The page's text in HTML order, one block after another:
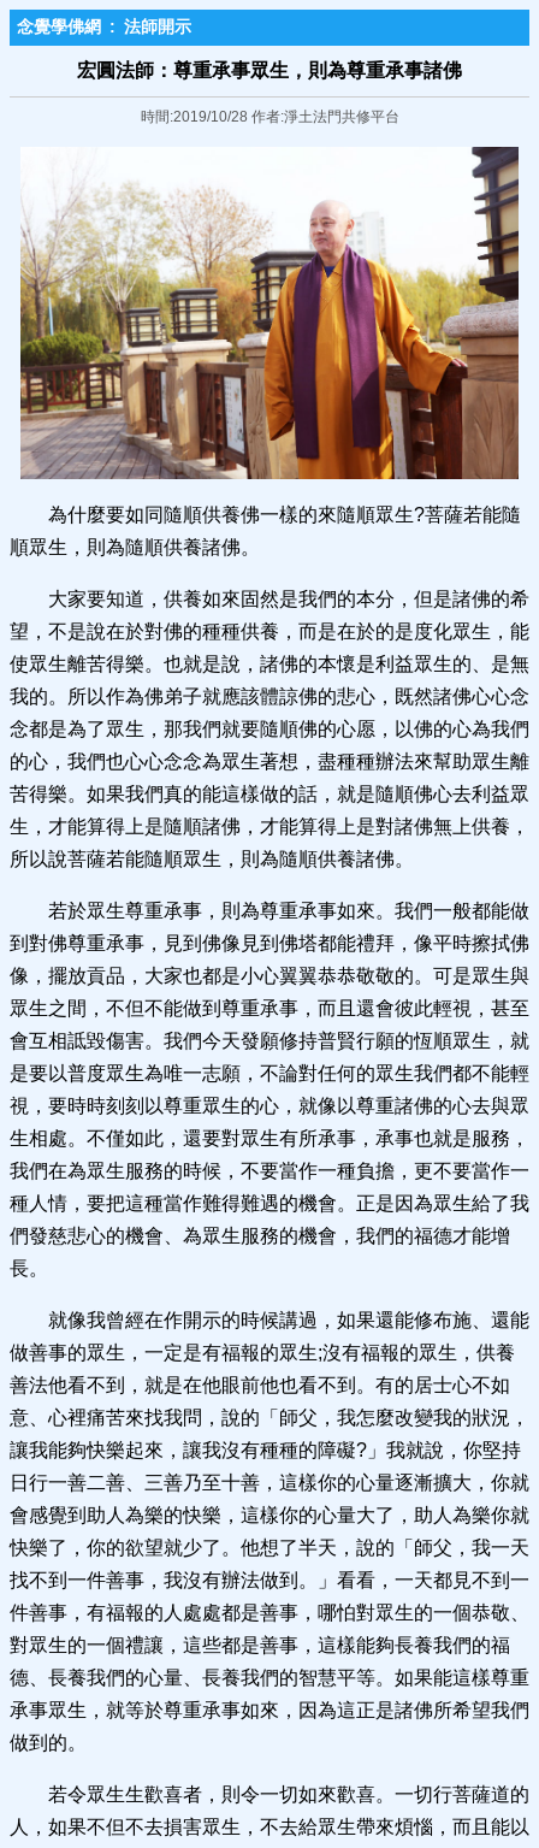
念覺學佛網 : 法師開示
宏圓法師：尊重承事眾生，則為尊重承事諸佛
時間:2019/10/28 作者:淨土法門共修平台
為什麼要如同隨順供養佛一樣的來隨順眾生?菩薩若能隨
順眾生，則為隨順供養諸佛。
大家要知道，供養如來固然是我們的本分，但是諸佛的希
望，不是說在於對佛的種種供養，而是在於的是度化眾生，能
使眾生離苦得樂。也就是說，諸佛的本懷是利益眾生的、是無
我的。所以作為佛弟子就應該體諒佛的悲心，既然諸佛心心念
念都是為了眾生，那我們就要隨順佛的心愿，以佛的心為我們
的心，我們也心心念念為眾生著想，盡種種辦法來幫助眾生離
苦得樂。如果我們真的能這樣做的話，就是隨順佛心去利益眾
生，才能算得上是隨順諸佛，才能算得上是對諸佛無上供養，
所以說菩薩若能隨順眾生，則為隨順供養諸佛。
若於眾生尊重承事，則為尊重承事如來。我們一般都能做
到對佛尊重承事，見到佛像見到佛塔都能禮拜，像平時擦拭佛
像，擺放貢品，大家也都是小心翼翼恭恭敬敬的。可是眾生與
眾生之間，不但不能做到尊重承事，而且還會彼此輕視，甚至
會互相詆毀傷害。我們今天發願修持普賢行願的恆順眾生，就
是要以普度眾生為唯一志願，不論對任何的眾生我們都不能輕
視，要時時刻刻以尊重眾生的心，就像以尊重諸佛的心去與眾
生相處。不僅如此，還要對眾生有所承事，承事也就是服務，
我們在為眾生服務的時候，不要當作一種負擔，更不要當作一
種人情，要把這種當作難得難遇的機會。正是因為眾生給了我
們發慈悲心的機會、為眾生服務的機會，我們的福德才能增
長。
就像我曾經在作開示的時候講過，如果還能修布施、還能
做善事的眾生，一定是有福報的眾生;沒有福報的眾生，供養
善法他看不到，就是在他眼前他也看不到。有的居士心不如
意、心裡痛苦來找我問，說的「師父，我怎麼改變我的狀況，
讓我能夠快樂起來，讓我沒有種種的障礙?」我就說，你堅持
日行一善二善、三善乃至十善，這樣你的心量逐漸擴大，你就
會感覺到助人為樂的快樂，這樣你的心量大了，助人為樂你就
快樂了，你的欲望就少了。他想了半天，說的「師父，我一天
找不到一件善事，我沒有辦法做到。」看看，一天都見不到一
件善事，有福報的人處處都是善事，哪怕對眾生的一個恭敬、
對眾生的一個禮讓，這些都是善事，這樣能夠長養我們的福
德、長養我們的心量、長養我們的智慧平等。如果能這樣尊重
承事眾生，就等於尊重承事如來，因為這正是諸佛所希望我們
做到的。
若令眾生生歡喜者，則令一切如來歡喜。一切行菩薩道的
人，如果不但不去損害眾生，不去給眾生帶來煩惱，而且能以